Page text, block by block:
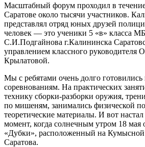
Масштабный форум проходил в
Саратове около тысячи участников.
представлял отряд юных друзей
человек — это ученики 5 «в»
С.И.Подгайнова г.Калининска
управлением классного руководителя
Крылатовой.
Мы с ребятами очень долго готовились
соревнованиям. На практических
технику сборки-разборки оружия,
по мишеням, занимались физической
теоретические материалы. И вот
момент, когда солнечным утром 18 мая
«Дубки», расположенный на Кумысной
Саратова.